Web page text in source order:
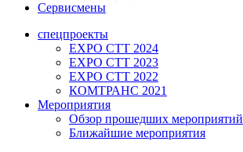
Сервисмены
спецпроекты
EXPO CTT 2024
EXPO CTT 2023
EXPO CTT 2022
КОМТРАНС 2021
Мероприятия
Обзор прошедших мероприятий
Ближайшие мероприятия